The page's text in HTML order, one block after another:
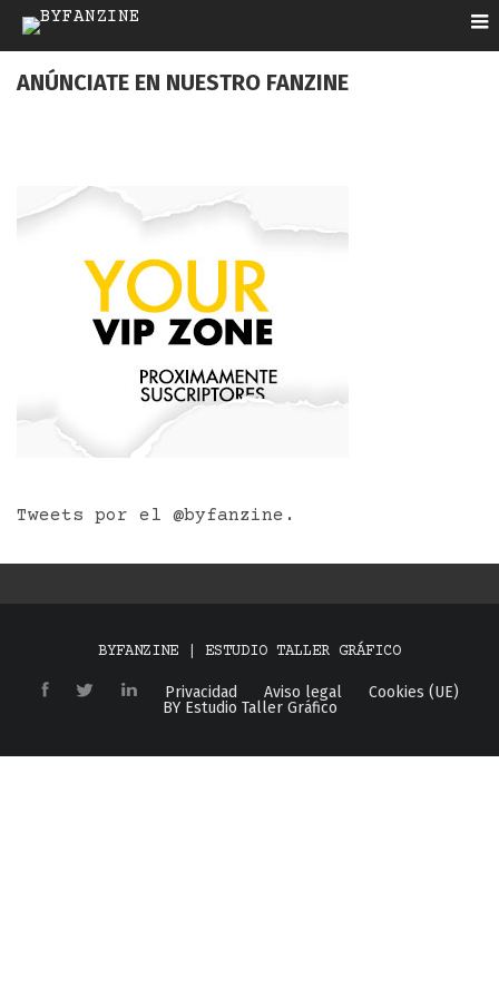
ANÚNCIATE EN NUESTRO FANZINE
Tweets por el @byfanzine.
BYFANZINE | ESTUDIO TALLER GRÁFICO
Privacidad Aviso legal
Cookies (UE)
BY Estudio Taller Gráfico